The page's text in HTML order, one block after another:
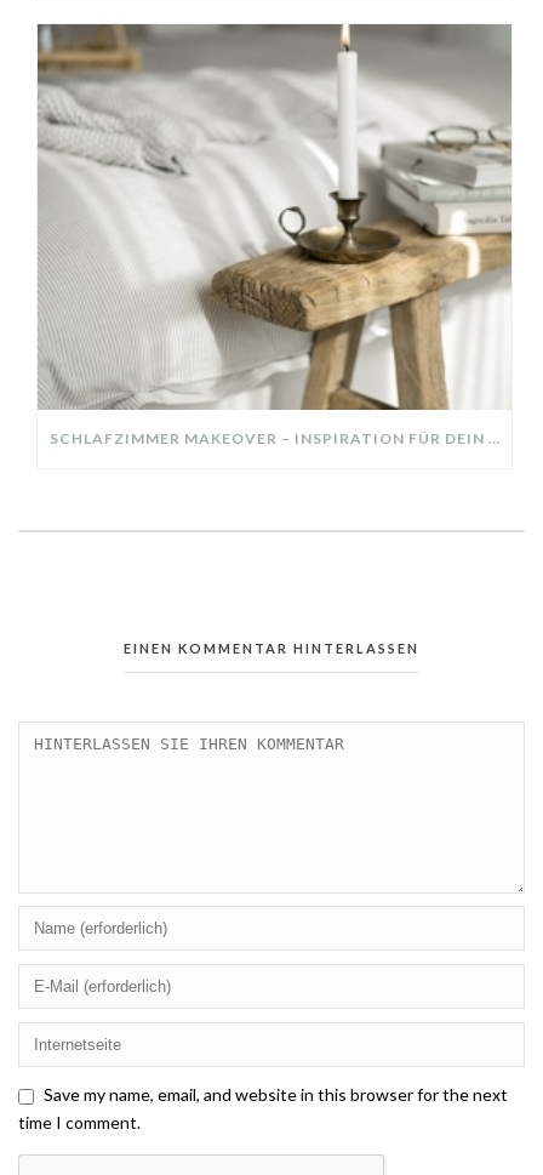
SCHLAFZIMMER MAKEOVER – INSPIRATION FÜR DEIN SCHLAFZIMMER: AUS ALT MACH NEU – HELL, GEMÜTLICH UND EINLADEND
EINEN KOMMENTAR HINTERLASSEN
Save my name, email, and website in this browser for the next
time I comment.